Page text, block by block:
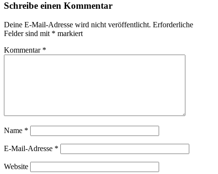
Schreibe einen Kommentar
Deine E-Mail-Adresse wird nicht veröffentlicht. Erforderliche
Felder sind mit * markiert
Kommentar *
Name *
E-Mail-Adresse *
Website